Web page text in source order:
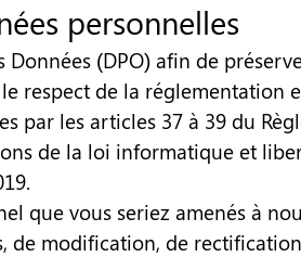
personnelles
(DPO) afin de
respect de la réglementation
par les articles 37 à 39 du
de la loi informatique et
que vous seriez amenés à
de modification, de